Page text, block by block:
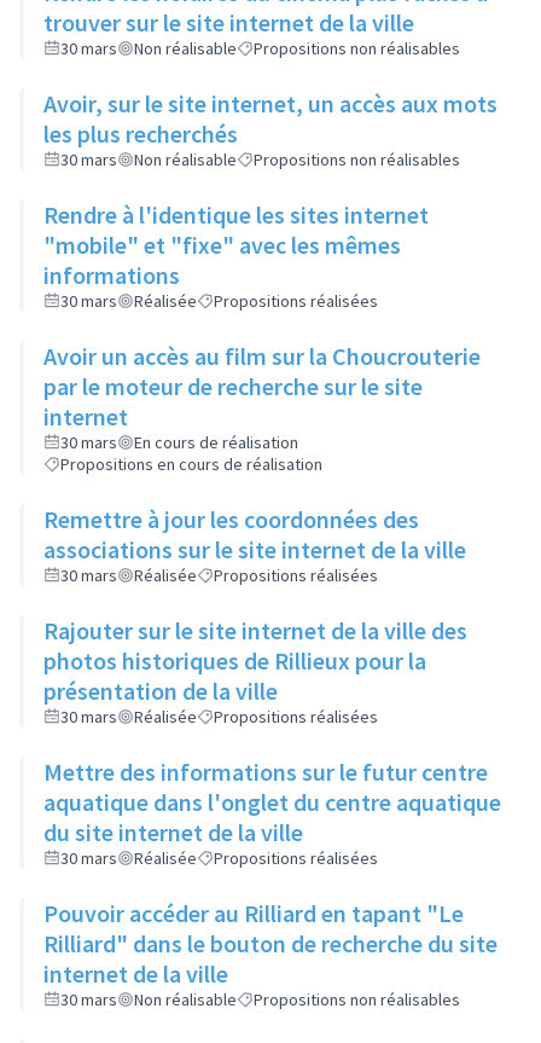
trouver sur le site internet de la ville
30 mars Non réalisable Propositions non réalisables
Avoir, sur le site internet, un accès aux mots
les plus recherchés
30 mars Non réalisable Propositions non réalisables
Rendre à l'identique les sites internet
"mobile" et "fixe" avec les mêmes
informations
30 mars Réalisée Propositions réalisées
Avoir un accès au film sur la Choucrouterie
par le moteur de recherche sur le site
internet
30 mars
En cours de réalisation
Propositions en cours de réalisation
Remettre à jour les coordonnées des
associations sur le site internet de la ville
30 mars Réalisée Propositions réalisées
Rajouter sur le site internet de la ville des
photos historiques de Rillieux pour la
présentation de la ville
30 mars Réalisée Propositions réalisées
Mettre des informations sur le futur centre
aquatique dans l'onglet du centre aquatique
du site internet de la ville
30 mars Réalisée Propositions réalisées
Pouvoir accéder au Rilliard en tapant "Le
Rilliard" dans le bouton de recherche du site
internet de la ville
30 mars Non réalisable Propositions non réalisables